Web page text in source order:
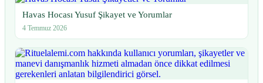
Havas Hocası Yusuf Şikayet ve Yorumlar
4 Temmuz 2026